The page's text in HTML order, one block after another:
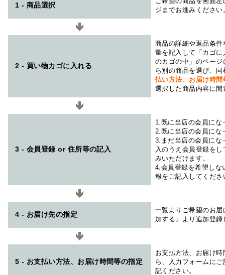
1 - 商品選択
ジまでお進みください
2 - 買い物カゴに入れる
商品の詳細や返品条
量を記入して「カゴ
のカゴの中」のペー
ら別の商品を選び、
払い方法、お届け時
選択した商品内容に
3 - 会員登録 or 住所等の記入
1.既に当店の会員にな
2.既に当店の会員にな
3.まだ当店の会員にな
入のうえ会員登録を
みいただけます。
4.会員登録を希望しな
報をご記入してくださ
4 - お届け先の指定
一覧よりご希望のお
加する」より追加登
5 - お支払い方法、お届け時間等の指定
お支払方法、お届け
ら、入力フォームに
記ください。